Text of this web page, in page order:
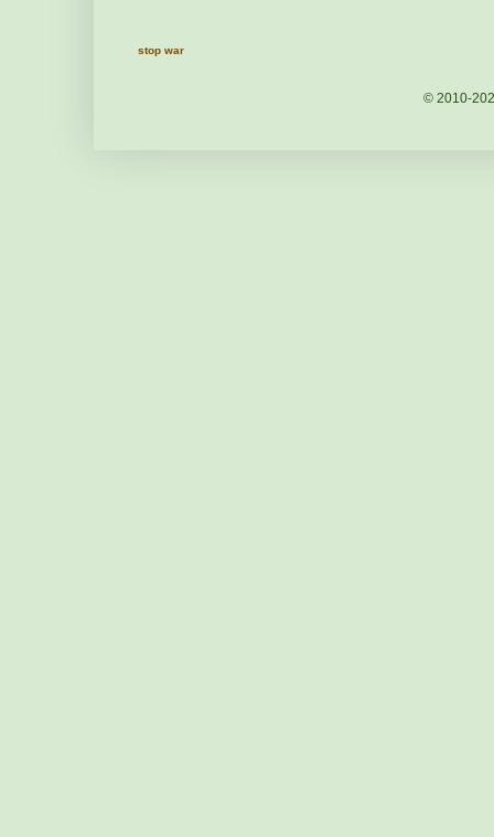
stop war
© 2010-